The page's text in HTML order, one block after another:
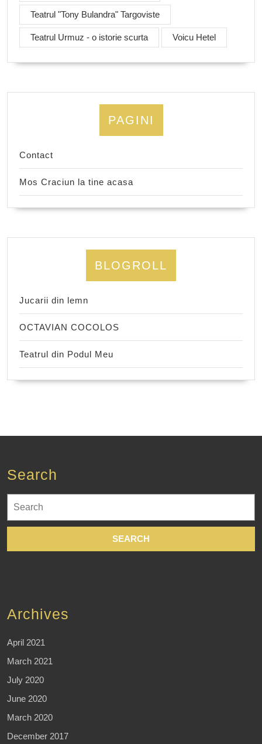
Teatrul "Tony Bulandra" Targoviste
Teatrul Urmuz - o istorie scurta Voicu Hetel
PAGINI
Contact
Mos Craciun la tine acasa
BLOGROLL
Jucarii din lemn
OCTAVIAN COCOLOS
Teatrul din Podul Meu
Search
for:
Archives
April 2021
March 2021
July 2020
June 2020
March 2020
December 2017